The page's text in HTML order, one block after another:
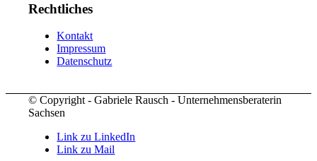
Rechtliches
Kontakt
Impressum
Datenschutz
© Copyright - Gabriele Rausch - Unternehmensberaterin
Sachsen
Link zu LinkedIn
Link zu Mail